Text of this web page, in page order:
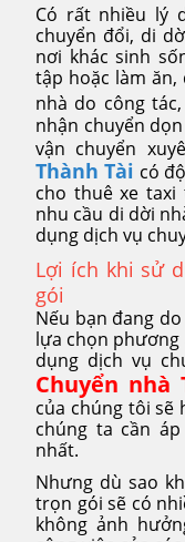
Có rất nhiều lý
chuyển đổi, di
nơi khác sinh
tập hoặc làm ăn,
nhà do công tác,
nhận chuyển
vận chuyển
Thành Tài có
cho thuê xe taxi
nhu cầu di dời
dụng dịch vụ
Lợi ích khi sử
gói
Nếu bạn đang
lựa chọn phương
dụng dịch vụ
Chuyển nhà
của chúng tôi sẽ
chúng ta cần
nhất.
Nhưng dù sao
trọn gói sẽ có
không ảnh